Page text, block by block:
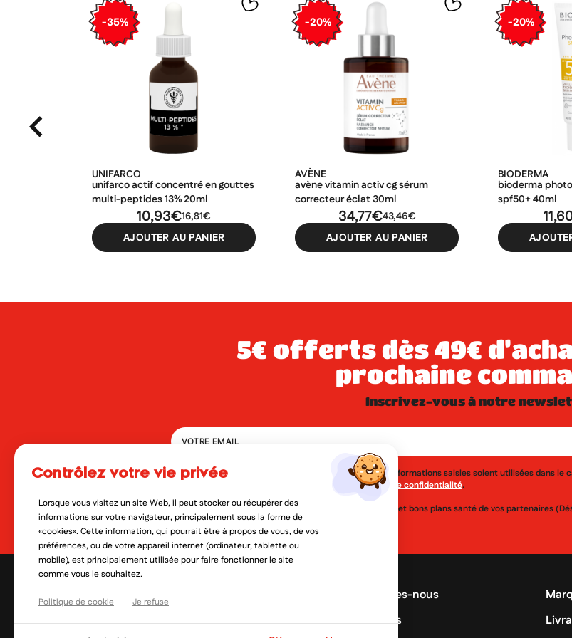
-35%
UNIFARCO
unifarco actif concentré en gouttes
multi-peptides 13% 20ml
16,81€
10,93€
AJOUTER AU PANIER
-20%
AVÈNE
avène vitamin activ cg sérum
correcteur éclat 30ml
43,46€
34,77€
AJOUTER AU PANIER
-20%
BIODERMA
bioderma
spf50+ 40ml
5€ offerts dès 49€ d’achat sur votre
prochaine
inscrivez-vous à notre
En soumettant ce formulaire, j'accepte que les informations saisies soient utilisées dans le
politique de confidentialité.
Oui, je veux découvrir les nouveautés, réductions et bons plans santé de vos partenaires
Qui sommes-nous
Promotions
contrôlez votre vie privée
Lorsque vous visitez un site Web, il peut stocker ou récupérer des
informations sur votre navigateur, principalement sous la forme de
«cookies». Cette information, qui pourrait être à propos de vous, de vos
préférences, ou de votre appareil internet (ordinateur, tablette ou
mobile), est principalement utilisée pour faire fonctionner le site
comme vous le souhaitez.
Politique de cookie Je refuse